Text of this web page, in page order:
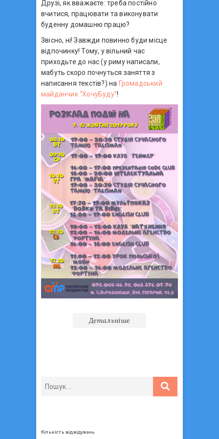
Друзі, як вважаєте: треба постійно
вчитися, працювати та виконувати
буденну домашню працю?
Звісно, ні! Завжди повинно буди місце
відпочинку! Тому, у вільний час
приходьте до нас (у риму написали,
мабуть скоро почнуться заняття з
написання текстів?) на Громадський
майданчик “ХочуБуду”!
Детальніше
Кількість відвідувань